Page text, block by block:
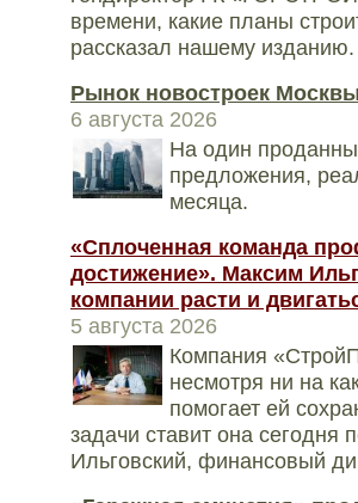
времени, какие планы
рассказал нашему изданию.
Рынок новостроек
6 августа 2026
На один
предложения,
месяца.
«Сплоченная команда
достижение». Максим
компании расти и
5 августа 2026
Компания
несмотря ни на
помогает ей
задачи ставит она сегодня
Ильговский, финансовый